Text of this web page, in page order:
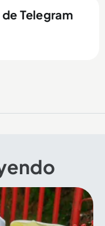
Telegram